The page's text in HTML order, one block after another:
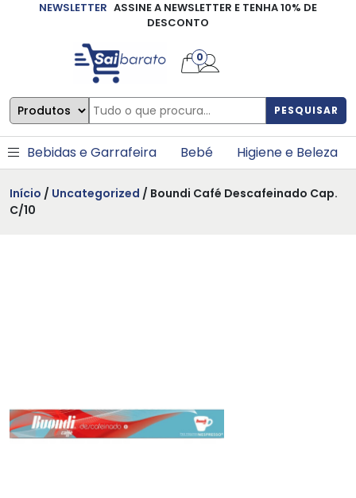
NEWSLETTER ASSINE A NEWSLETTER E TENHA 10% DE
DESCONTO
PESQUISAR
0
Bebidas e Garrafeira Bebé Higiene e Beleza
Início / Uncategorized / Boundi Café Descafeinado Cap.
C/10